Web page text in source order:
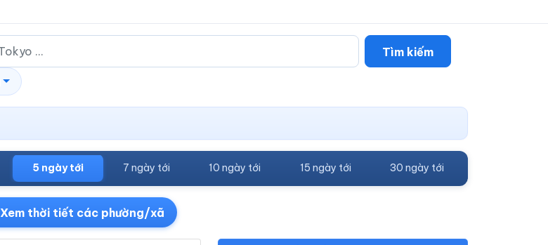
Tìm kiếm
5 ngày tới 7 ngày tới 10 ngày tới 15 ngày tới 30 ngày tới
Xem thời tiết các phường/xã